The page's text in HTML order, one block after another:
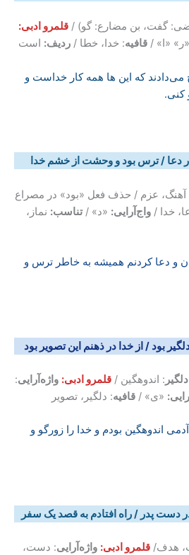
گفت، بن مضارع: گو) / قلمرو ادبی:
«ر» «ا» / قافیه: خدا، خطا / ردیف: است
می‌دادند که این ها همه کار خداست و
کنی.
عزم / حذف فعل «بود» در مصراع
خدا / واج‌آرایی: «د» /تناسب: نماز،
و دعا کردنم همیشه به خاطر ترس و
دلگیر : اندوهگین / قلمرو ادبی: واژه‌آرایی:
«ی» / قافیه: دلگیر، تصویر
اندوهگین بودم و خدا را زورگو و
هدف/ قلمرو ادبی: واژه‌آرایی: دست،